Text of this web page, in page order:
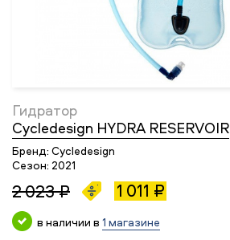
Гидратор
Cycledesign HYDRA RESERVOIR
Бренд: Cycledesign
Сезон: 2021
2 023 ₽ 1 011 ₽
в наличии в 1 магазине